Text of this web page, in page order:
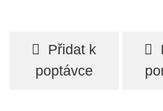
Přidat k
poptávce